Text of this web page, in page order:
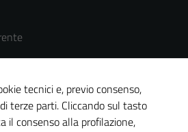
tecnici e, previo consenso,
terze parti. Cliccando sul tasto
il consenso alla profilazione,
Questi cookie
sono necessari